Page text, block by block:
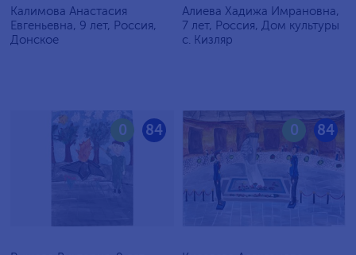
Калимова Анастасия
Евгеньевна, 9 лет, Россия,
Донское
Алиева Хадижа Имрановна,
7 лет, Россия, Дом культуры
с. Кизляр
84
0 84
0